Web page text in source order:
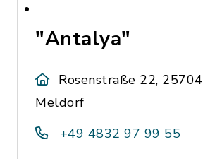
"Antalya"
Rosenstraße 22, 25704
Meldorf
+49 4832 97 99 55